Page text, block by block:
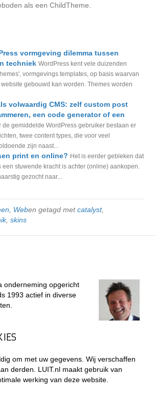
als een ChildTheme.
vormgeving dilemma tussen
techniek WordPress kent vele duizenden
vormgevings templates, op basis waarvan
gebouwd kan worden. Themes worden
volwaardig CMS: zelf custom post
een code generator of een
de gemiddelde WordPress gebruiker bestaan er
twee content types, die voor veel
zijn naast...
print en online? Het is eerder gebleken dat
een stuwende kracht is achter (online) aankopen.
gezocht naar...
, Weben getagd metcatalyst,
, skins
onderneming opgericht
1993 actief in diverse
om met uw gegevens. Wij verschaffen
derden. LUIT.nl maakt gebruik van
werking van deze website.